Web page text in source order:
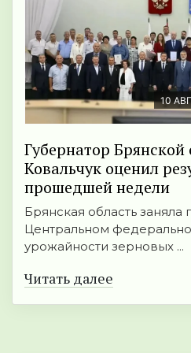
10
Губернатор Брянской
Ковальчук оценил
прошедшей недели
Брянская область заняла
Центральном
урожайности зерновых ...
Читать далее